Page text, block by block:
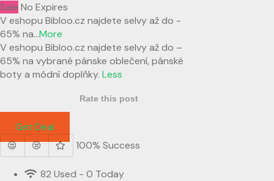
Sale No Expires
V eshopu Bibloo.cz najdete selvy až do -
65% na...More
V eshopu Bibloo.cz najdete selvy až do –
65% na vybrané pánske oblečení, pánské
boty a módní doplňky. Less
Rate this post
Get Deal
100% Success
82 Used - 0 Today